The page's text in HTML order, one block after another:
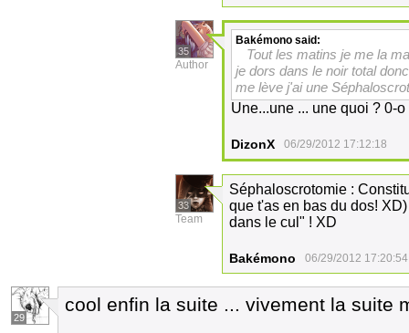
35
Author
Bakémono said:
Tout les matins je me la
je dors dans le noir total
me lève j'ai une
Une...une ... une quoi ? 0-
DizonX 06/29/2012 17:12:18
33
Team
Séphaloscrotomie :
que t'as en bas du dos!
dans le cul" ! XD
Bakémono 06/29/2012 17:20:54
29
cool enfin la suite ... vivement la suite